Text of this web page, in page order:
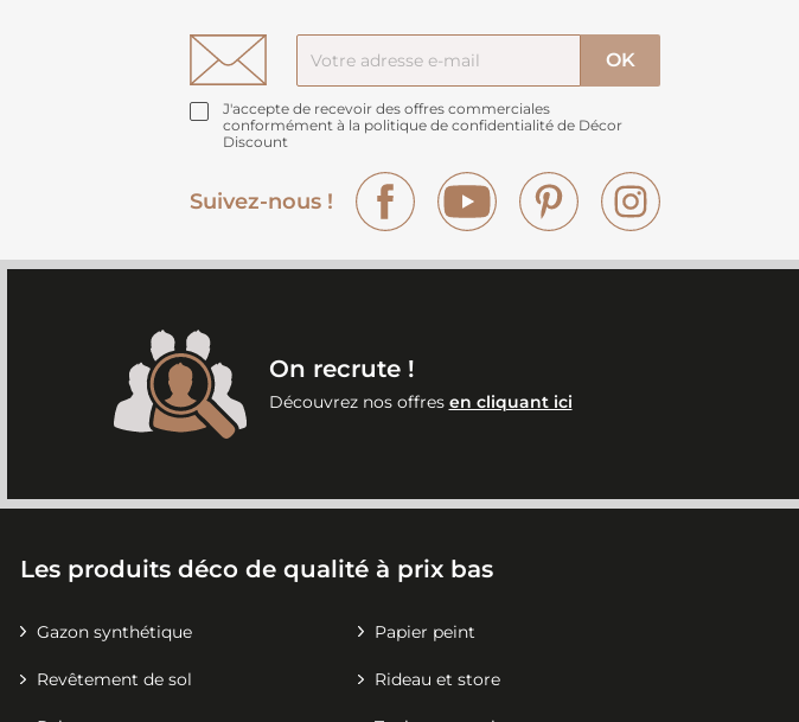
J'accepte de recevoir des offres commerciales
conformément à la politique de confidentialité de Décor
Discount
Suivez-nous !
Facebook YouTube Pinterest
On recrute !
Découvrez nos offres en cliquant ici
Les produits déco de qualité à prix bas
Gazon synthétique Papier peint
Revêtement de sol Rideau et store